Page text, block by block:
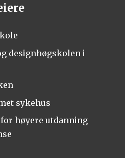
designhøgskolen i
sykehus
høyere utdanning